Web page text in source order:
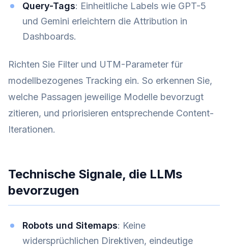
Query-Tags: Einheitliche Labels wie GPT-5
und Gemini erleichtern die Attribution in
Dashboards.
Richten Sie Filter und UTM-Parameter für
modellbezogenes Tracking ein. So erkennen Sie,
welche Passagen jeweilige Modelle bevorzugt
zitieren, und priorisieren entsprechende Content-
Iterationen.
Technische Signale, die LLMs
bevorzugen
Robots und Sitemaps: Keine
widersprüchlichen Direktiven, eindeutige